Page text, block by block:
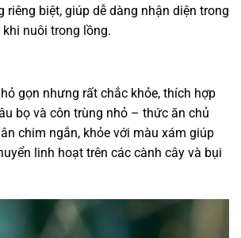
riêng biệt, giúp dễ dàng nhận diện trong
nuôi trong lồng.
gọn nhưng rất chắc khỏe, thích hợp
bọ và côn trùng nhỏ – thức ăn chủ
chim ngắn, khỏe với màu xám giúp
linh hoạt trên các cành cây và bụi